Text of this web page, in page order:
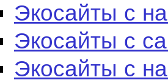
Экосайты с
Экосайты с
Экосайты с